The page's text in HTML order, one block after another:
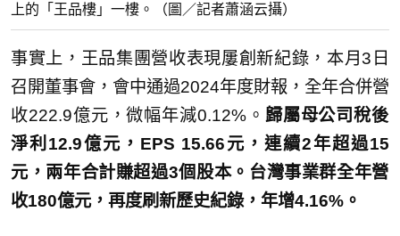
上的「王品樓」一樓。（圖／記者蕭涵云攝）
事實上，王品集團營收表現屢創新紀錄，本月3日
召開董事會，會中通過2024年度財報， 全年合併營
收222.9億元，微幅年減0.12%。 歸屬母公司稅後
淨利12.9億元，EPS 15.66元，連續2年超過15
元，兩年合計賺超過3個股本。 台灣事業群全年營
收180億元，再度刷新歷史紀錄，年增4.16%。